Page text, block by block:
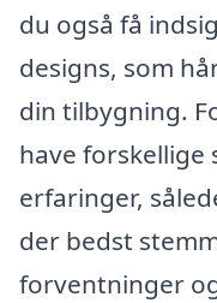
du også få
designs, som
din tilbygning.
have forskellige
erfaringer,
der bedst
forventninger